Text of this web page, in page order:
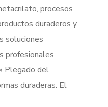
procesos
duraderos y
soluciones
profesionales
Plegado del
duraderas. El